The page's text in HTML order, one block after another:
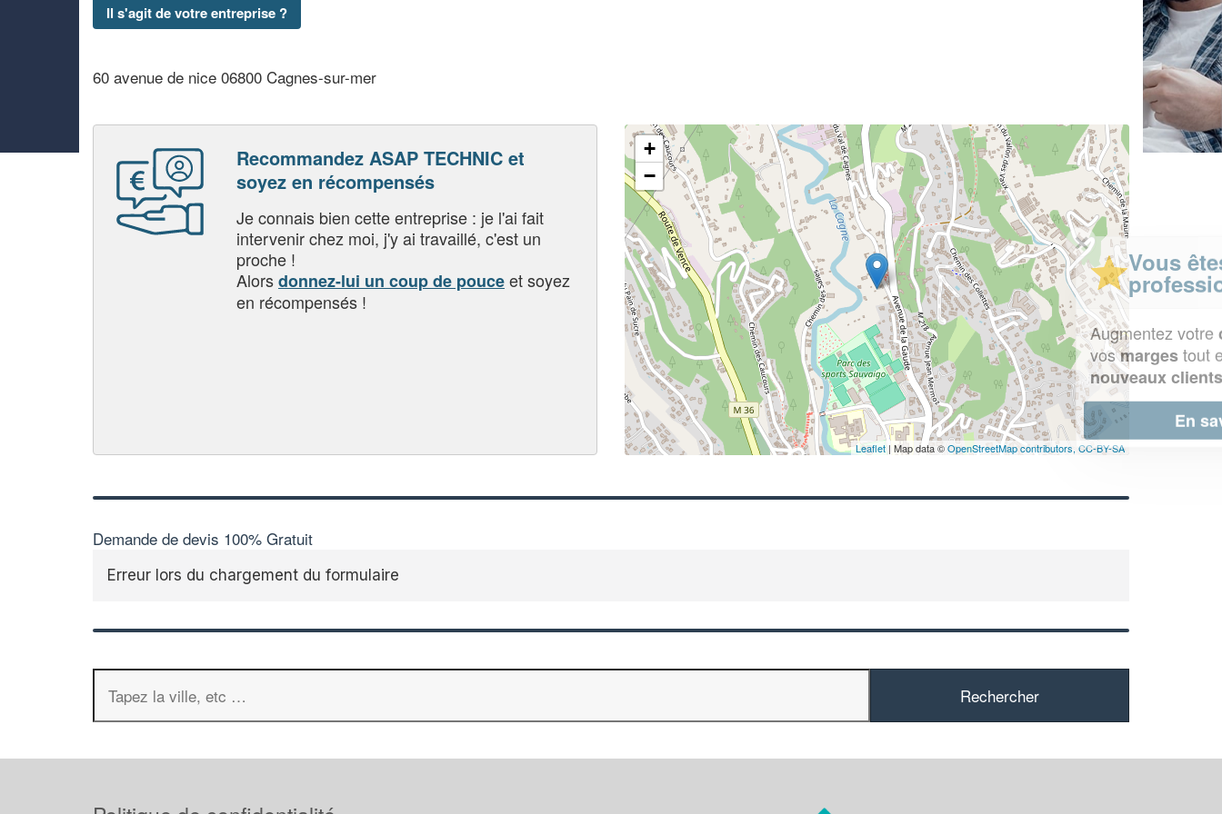
Il s'agit de votre entreprise ?
60 avenue de nice 06800 Cagnes-sur-mer
Recommandez ASAP TECHNIC et
soyez en récompensés
Je connais bien cette entreprise : je l'ai fait
intervenir chez moi, j'y ai travaillé, c'est un
proche !
Alorsdonnez-lui un coup de pouceet soyez
en récompensés !
+
−
Leaflet | Map data ©OpenStreetMap contributors, CC-BY-SA
Demande de devis 100% Gratuit
Erreur lors du chargement du formulaire
✕
Vous êtes un
professionnel ?
Augmentez votre chiffre d'affaireset
vosmargestout en gagnant de
nouveaux clients!
En savoir plus